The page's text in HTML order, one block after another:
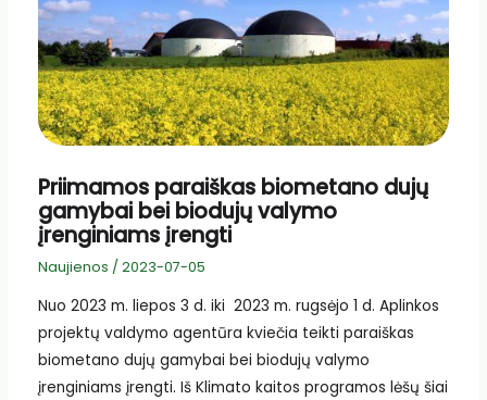
Priimamos paraiškas biometano dujų
gamybai bei biodujų valymo
įrenginiams įrengti
Naujienos / 2023-07-05
Nuo 2023 m. liepos 3 d. iki 2023 m. rugsėjo 1 d. Aplinkos
projektų valdymo agentūra kviečia teikti paraiškas
biometano dujų gamybai bei biodujų valymo
įrenginiams įrengti. Iš Klimato kaitos programos lėšų šiai